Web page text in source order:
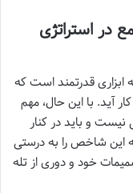
در استراتژی
قدرتمند است که
آید. با این حال، مهم
و باید در کنار
این شاخص را به درستی
خود و دوری از تله